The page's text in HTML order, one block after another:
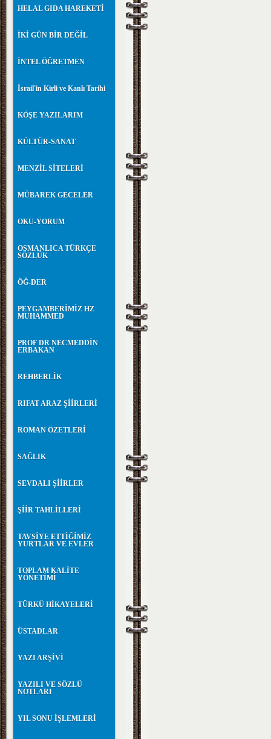
HELAL GIDA HAREKETİ
İKİ GÜN BİR DEĞİL
İNTEL ÖĞRETMEN
İsrail'in Kirli ve Kanlı Tarihi
KÖŞE YAZILARIM
KÜLTÜR-SANAT
MENZİL SİTELERİ
MÜBAREK GECELER
OKU-YORUM
OSMANLICA TÜRKÇE
SÖZLÜK
ÖĞ-DER
PEYGAMBERİMİZ HZ
MUHAMMED
PROF DR NECMEDDİN
ERBAKAN
REHBERLİK
RIFAT ARAZ ŞİİRLERİ
ROMAN ÖZETLERİ
SAĞLIK
SEVDALI ŞİİRLER
ŞİİR TAHLİLLERİ
TAVSİYE ETTİĞİMİZ
YURTLAR VE EVLER
TOPLAM KALİTE
YÖNETİMİ
TÜRKÜ HİKAYELERİ
ÜSTADLAR
YAZI ARŞİVİ
YAZILI VE SÖZLÜ
NOTLARI
YIL SONU İŞLEMLERİ